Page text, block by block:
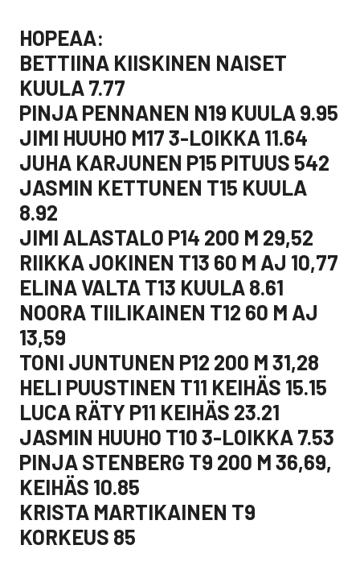
HOPEAA:
BETTIINA KIISKINEN NAISET
KUULA 7.77
PINJA PENNANEN N19 KUULA 9.95
JIMI HUUHO M17 3-LOIKKA 11.64
JUHA KARJUNEN P15 PITUUS 542
JASMIN KETTUNEN T15 KUULA
8.92
JIMI ALASTALO P14 200 M 29,52
RIIKKA JOKINEN T13 60 M AJ 10,77
ELINA VALTA T13 KUULA 8.61
NOORA TIILIKAINEN T12 60 M AJ
13,59
TONI JUNTUNEN P12 200 M 31,28
HELI PUUSTINEN T11 KEIHÄS 15.15
LUCA RÄTY P11 KEIHÄS 23.21
JASMIN HUUHO T10 3-LOIKKA 7.53
PINJA STENBERG T9 200 M 36,69,
KEIHÄS 10.85
KRISTA MARTIKAINEN T9
KORKEUS 85